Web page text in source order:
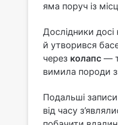
яма поруч із
Дослідники
й утворився
через колапс —
вимила породи
Подальші
від часу